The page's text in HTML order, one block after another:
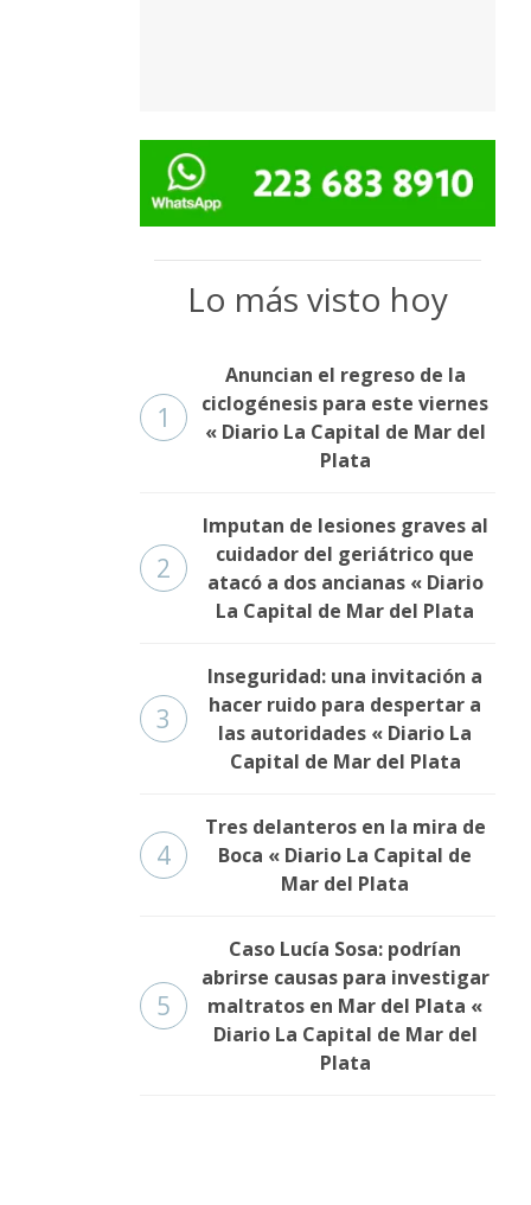
Lo más visto hoy
1
Anuncian el regreso de la
ciclogénesis para este viernes
« Diario La Capital de Mar del
Plata
2
Imputan de lesiones graves al
cuidador del geriátrico que
atacó a dos ancianas « Diario
La Capital de Mar del Plata
3
Inseguridad: una invitación a
hacer ruido para despertar a
las autoridades « Diario La
Capital de Mar del Plata
4
Tres delanteros en la mira de
Boca « Diario La Capital de
Mar del Plata
5
Caso Lucía Sosa: podrían
abrirse causas para investigar
maltratos en Mar del Plata «
Diario La Capital de Mar del
Plata